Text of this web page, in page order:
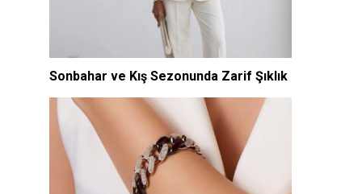
Sonbahar ve Kış Sezonunda Zarif Şıklık